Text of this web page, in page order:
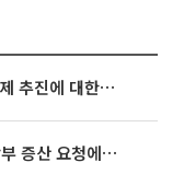
[특징주] 美 중국산 광트랜시버 규제 추진에 대한광통신 등 광통신株 강세
[특징주] “탄약 부족하다“ 美 국방부 증산 요청에⋯국내 방산주 급등세